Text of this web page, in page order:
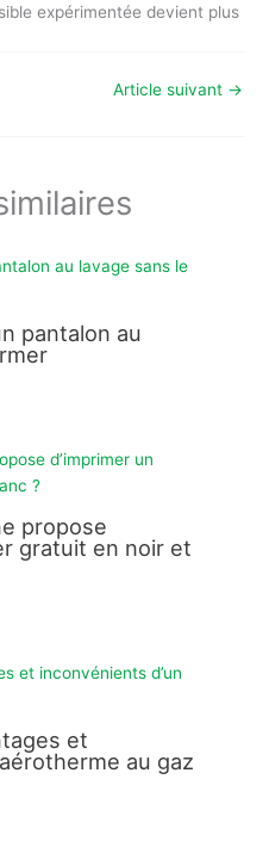
expérimentée devient plus
Article suivant →
pantalon au
propose
gratuit en noir et
et
au gaz